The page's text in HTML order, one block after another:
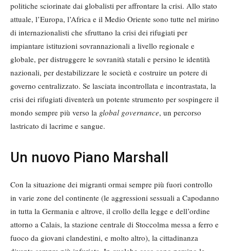
politiche sciorinate dai globalisti per affrontare la crisi. Allo stato
attuale, l’Europa, l’Africa e il Medio Oriente sono tutte nel mirino
di internazionalisti che sfruttano la crisi dei rifugiati per
impiantare istituzioni sovrannazionali a livello regionale e
globale, per distruggere le sovranità statali e persino le identità
nazionali, per destabilizzare le società e costruire un potere di
governo centralizzato. Se lasciata incontrollata e incontrastata, la
crisi dei rifugiati diventerà un potente strumento per sospingere il
mondo sempre più verso la global governance, un percorso
lastricato di lacrime e sangue.
Un nuovo Piano Marshall
Con la situazione dei migranti ormai sempre più fuori controllo
in varie zone del continente (le aggressioni sessuali a Capodanno
in tutta la Germania e altrove, il crollo della legge e dell’ordine
attorno a Calais, la stazione centrale di Stoccolma messa a ferro e
fuoco da giovani clandestini, e molto altro), la cittadinanza